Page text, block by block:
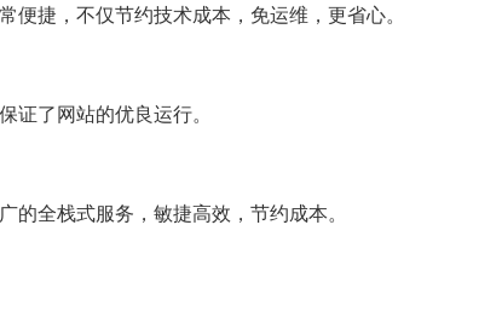
捷，不仅节约技术成本，免运维，更省心。
证了网站的优良运行。
全栈式服务，敏捷高效，节约成本。